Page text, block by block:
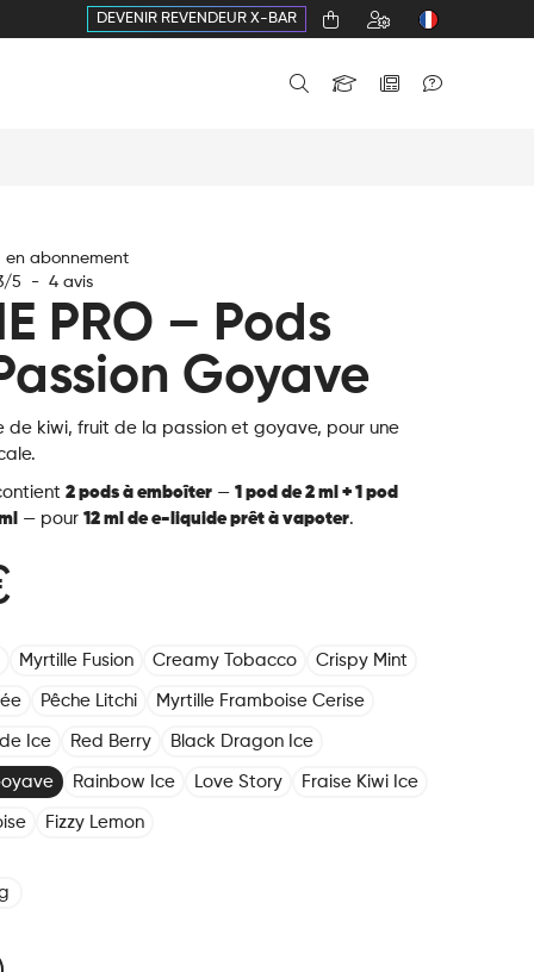
DEVENIR REVENDEUR X-BAR
abonnement
/5 - 4 avis
PRO – Pods
Goyave
de kiwi, fruit de la passion et goyave, pour une
2 pods à emboîter— 1 pod de 2 ml + 1 pod
— pour 12 ml de e-liquide prêt à vapoter.
Myrtille Fusion Creamy Tobacco Crispy Mint
Pêche Litchi Myrtille Framboise Cerise
Ice Red Berry Black Dragon Ice
Rainbow Ice Love Story Fraise Kiwi Ice
Fizzy Lemon